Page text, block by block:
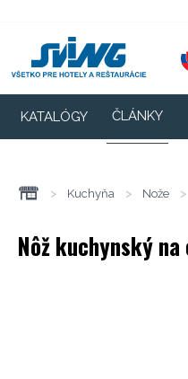
KATALÓGY ČLÁNKY
> Kuchyňa > Nože >
Nôž kuchynský